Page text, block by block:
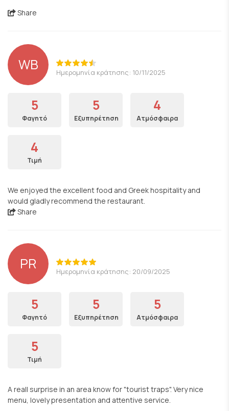
Share
WB Ημερομηνία κράτησης: 10/11/2025
5
Φαγητό
5
Εξυπηρέτηση
4
Ατμόσφαιρα
4
Τιμή
We enjoyed the excellent food and Greek hospitality and
would gladly recommend the restaurant.
Share
PR Ημερομηνία κράτησης: 20/09/2025
5
Φαγητό
5
Εξυπηρέτηση
5
Ατμόσφαιρα
5
Τιμή
A reall surprise in an area know for "tourist traps". Very nice
menu, lovely presentation and attentive service.